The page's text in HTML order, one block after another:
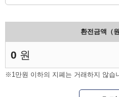
환전금액（
0 원
※1만원 이하의 지폐는 거래하지 않습